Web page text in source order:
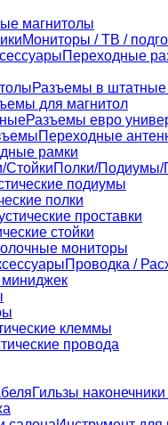
магнитолы
Мониторы / ТВ /
Переходные
Разъемы в штатные
для магнитол
Разъемы евро
Переходные
рамки
Полки/Подиумы/
подиумы
полки
проставки
стойки
мониторы
Проводка /
клеммы
провода
Гильзы